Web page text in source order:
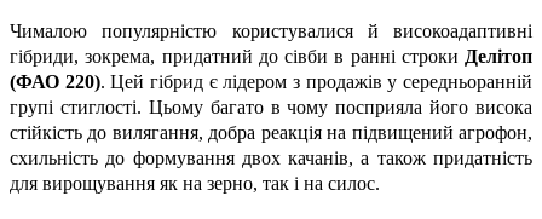
Чималою популярністю користувалися й високоадаптивні
гібриди, зокрема, придатний до сівби в ранні строки Делітоп
(ФАО 220). Цей гібрид є лідером з продажів у середньоранній
групі стиглості. Цьому багато в чому посприяла його висока
стійкість до вилягання, добра реакція на підвищений агрофон,
схильність до формування двох качанів, а також придатність
для вирощування як на зерно, так і на силос.